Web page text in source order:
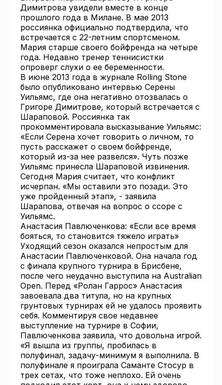
Димитрова увидели вместе в конце
прошлого года в Милане. В мае 2013
россиянка официально подтвердила, что
встречается с 22-летним спортсменом.
Мария старше своего бойфренда на четыре
года. Недавно тренер теннисистки
опроверг слухи о ее беременности.
В июне 2013 года в журнале Rolling Stone
было опубликовано интервью Серены
Уильямс, где она негативно отозвалась о
Григоре Димитрове, который встречается с
Шараповой. Россиянка так
прокомментировала высказывание Уильямс:
«Если Серена хочет говорить о личном, то
пусть расскажет о своем бойфренде,
который из-за нее развелся». Чуть позже
Уильямс принесла Шараповой извинения.
Сегодня Мария считает, что конфликт
исчерпан. «Мы оставили это позади. Это
уже пройденный этап», - заявила
Шарапова, отвечая на вопрос о ссоре с
Уильямс.
Анастасия Павлюченкова: «Если все время
бояться, то становится тяжело играть»
Уходящий сезон оказался непростым для
Анастасии Павлюченковой. Она начала год
с финала крупного турнира в Брисбене,
после чего неудачно выступила на Australian
Open. Перед «Ролан Гаррос» Анастасия
завоевала два титула, но на крупных
грунтовых турнирах ей не удалось проявить
себя. Комментируя свое недавнее
выступление на турнире в Софии,
Павлюченкова заявила, что довольна игрой.
«Я вышла из группы, пробилась в
полуфинал, задачу-минимум я выполнила. В
полуфинале я проиграла Саманте Стосур в
трех сетах, что тоже неплохо. Ей очень